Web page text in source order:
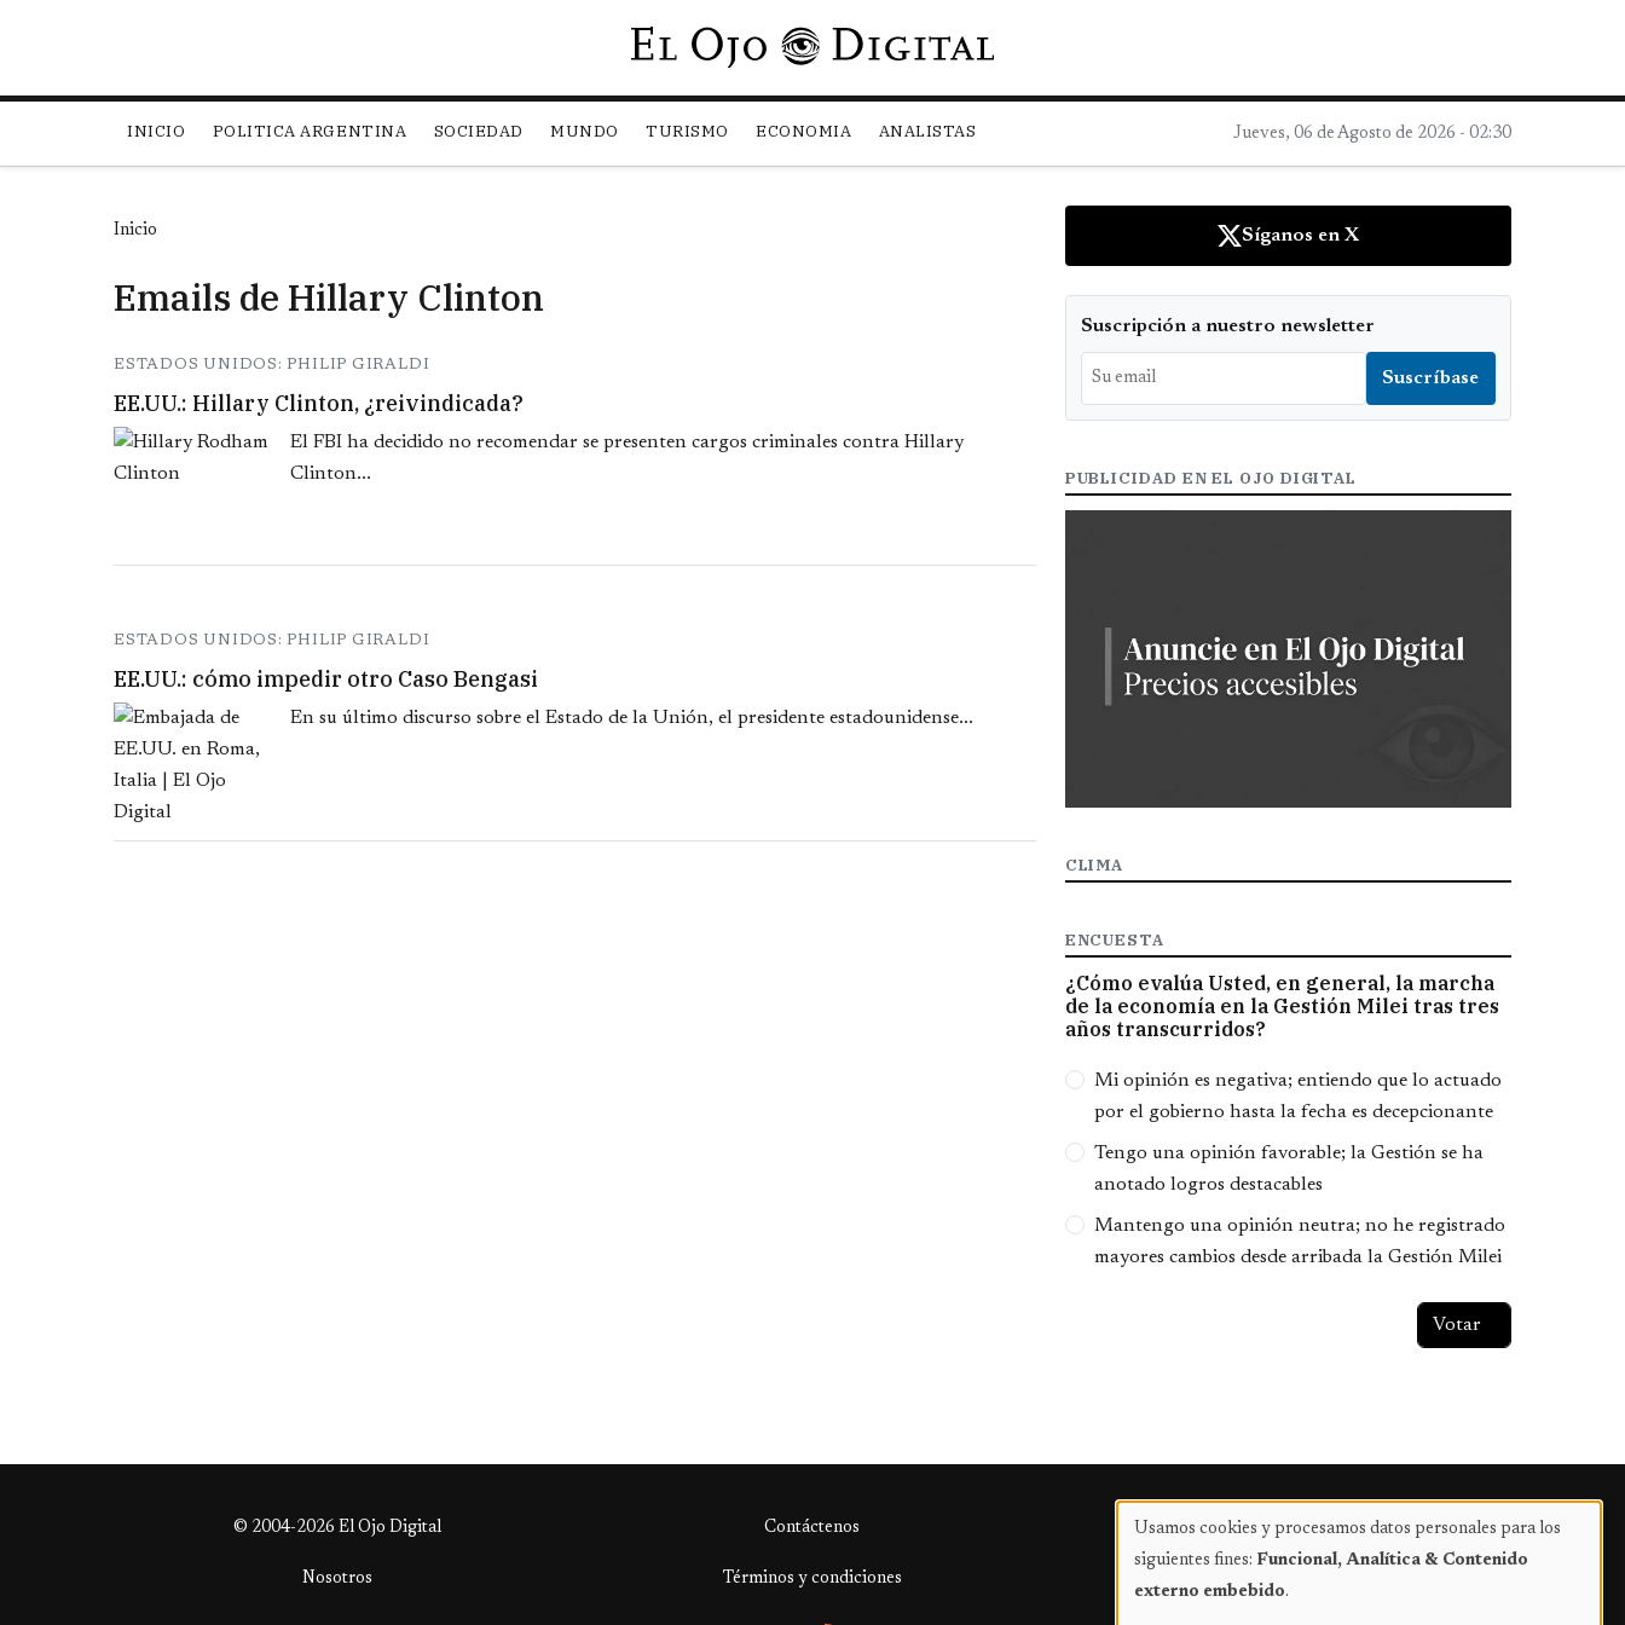
Pasar al contenido principal
INICIO POLITICA ARGENTINA SOCIEDAD MUNDO TURISMO ECONOMIA ANALISTAS Jueves, 06 de Agosto de 2026 - 02:30
Inicio
Emails de Hillary Clinton
ESTADOS UNIDOS: PHILIP GIRALDI
EE.UU.: Hillary Clinton, ¿reivindicada?
El FBI ha decidido no recomendar se presenten cargos criminales contra Hillary
Clinton...
ESTADOS UNIDOS: PHILIP GIRALDI
EE.UU.: cómo impedir otro Caso Bengasi
En su último discurso sobre el Estado de la Unión, el presidente estadounidense...
Síganos en X
Suscripción a nuestro newsletter
PUBLICIDAD EN EL OJO DIGITAL
CLIMA
ENCUESTA
¿Cómo evalúa Usted, en general, la marcha
de la economía en la Gestión Milei tras tres
años transcurridos?
Opciones
Mi opinión es negativa; entiendo que lo actuado
por el gobierno hasta la fecha es decepcionante
Tengo una opinión favorable; la Gestión se ha
anotado logros destacables
Mantengo una opinión neutra; no he registrado
mayores cambios desde arribada la Gestión Milei
© 2004-2026 El Ojo Digital Contáctenos Publicidad
Nosotros Términos y condiciones
Uso
de
Usamos cookies y procesamos datos personales para los
siguientes fines: Funcional, Analítica & Contenido
externo embebido.